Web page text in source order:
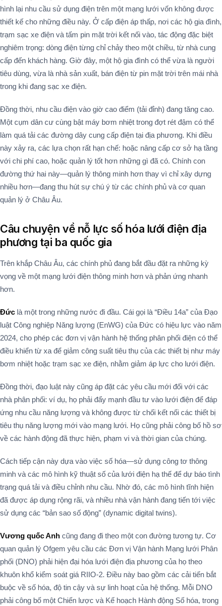
hình lại nhu cầu sử dụng điện trên một mạng lưới vốn không được
thiết kế cho những điều này. Ở cấp điện áp thấp, nơi các hộ gia đình,
trạm sạc xe điện và tấm pin mặt trời kết nối vào, tác động đặc biệt
nghiêm trọng: dòng điện từng chỉ chảy theo một chiều, từ nhà cung
cấp đến khách hàng. Giờ đây, một hộ gia đình có thể vừa là người
tiêu dùng, vừa là nhà sản xuất, bán điện từ pin mặt trời trên mái nhà
trong khi đang sạc xe điện.
Đồng thời, nhu cầu điện vào giờ cao điểm (tải đỉnh) đang tăng cao.
Một cụm dân cư cùng bật máy bơm nhiệt trong đợt rét đậm có thể
làm quá tải các đường dây cung cấp điện tại địa phương. Khi điều
này xảy ra, các lựa chọn rất hạn chế: hoặc nâng cấp cơ sở hạ tầng
với chi phí cao, hoặc quản lý tốt hơn những gì đã có. Chính con
đường thứ hai này—quản lý thông minh hơn thay vì chỉ xây dựng
nhiều hơn—đang thu hút sự chú ý từ các chính phủ và cơ quan
quản lý ở Châu Âu.
Câu chuyện về nỗ lực số hóa lưới điện địa
phương tại ba quốc gia
Trên khắp Châu Âu, các chính phủ đang bắt đầu đặt ra những kỳ
vọng về một mạng lưới điện thông minh hơn và phản ứng nhanh
hơn.
Đức là một trong những nước đi đầu. Cái gọi là “Điều 14a” của Đạo
luật Công nghiệp Năng lượng (EnWG) của Đức có hiệu lực vào năm
2024, cho phép các đơn vị vận hành hệ thống phân phối điện có thể
điều khiển từ xa để giảm công suất tiêu thụ của các thiết bị như máy
bơm nhiệt hoặc trạm sạc xe điện, nhằm giảm áp lực cho lưới điện.
Đồng thời, đạo luật này cũng áp đặt các yêu cầu mới đối với các
nhà phân phối: ví dụ, họ phải đẩy mạnh đầu tư vào lưới điện để đáp
ứng nhu cầu năng lượng và không được từ chối kết nối các thiết bị
tiêu thụ năng lượng mới vào mạng lưới. Họ cũng phải công bố hồ sơ
về các hành động đã thực hiện, phạm vi và thời gian của chúng.
Cách tiếp cận này dựa vào việc số hóa—sử dụng công tơ thông
minh và các mô hình kỹ thuật số của lưới điện hạ thế để dự báo tình
trạng quá tải và điều chỉnh nhu cầu. Nhờ đó, các mô hình tĩnh hiện
đã được áp dụng rộng rãi, và nhiều nhà vận hành đang tiến tới việc
sử dụng các “bản sao số động” (dynamic digital twins).
Vương quốc Anh cũng đang đi theo một con đường tương tự. Cơ
quan quản lý Ofgem yêu cầu các Đơn vị Vận hành Mạng lưới Phân
phối (DNO) phải hiện đại hóa lưới điện địa phương của họ theo
khuôn khổ kiểm soát giá RIIO-2. Điều này bao gồm các cải tiến bắt
buộc về số hóa, độ tin cậy và sự linh hoạt của hệ thống. Mỗi DNO
phải công bố một Chiến lược và Kế hoạch Hành động Số hóa, trong